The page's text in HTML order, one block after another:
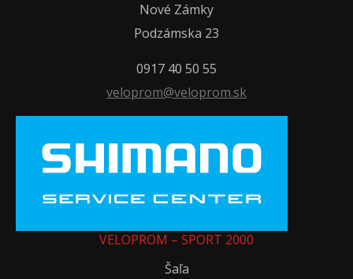
Nové Zámky
Podzámska 23
0917 40 50 55
veloprom@veloprom.sk
VELOPROM – SPORT 2000
Šaľa